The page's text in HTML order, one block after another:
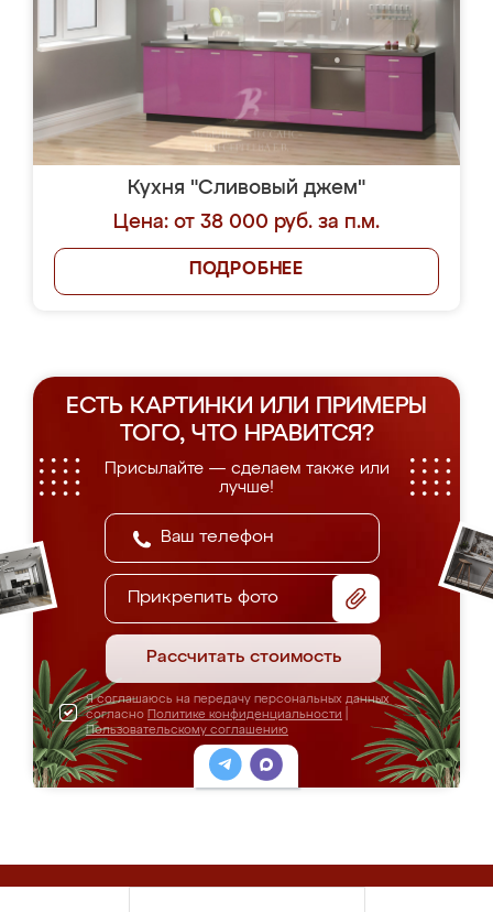
Кухня "Сливовый джем"
Цена: от 38 000 руб. за п.м.
ПОДРОБНЕЕ
ЕСТЬ КАРТИНКИ ИЛИ ПРИМЕРЫ
ТОГО, ЧТО НРАВИТСЯ?
Присылайте — сделаем также или
лучше!
Прикрепить фото
Рассчитать стоимость
Я соглашаюсь на передачу персональных данных
согласно Политике конфиденциальности
Пользовательскому соглашению